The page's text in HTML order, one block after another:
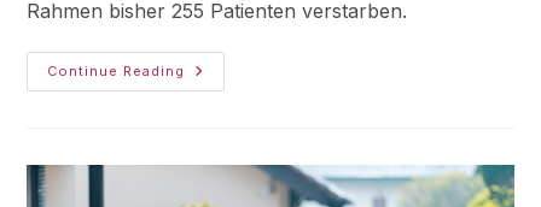
Rahmen bisher 255 Patienten verstarben.
Continue Reading